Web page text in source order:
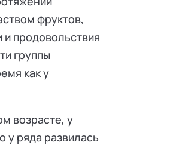
фруктов,
продовольствия
группы
как у
возрасте, у
у ряда развилась